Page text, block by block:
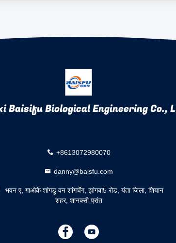
Baisifu Biological Engineering Co.,
+8613072980070
danny@baisfu.com
भवन ए, गाओके शांगडु वन शांगचेंग, झांगबा5 रोड, यंता जिला, शियान
शहर, शानक्सी प्रांत